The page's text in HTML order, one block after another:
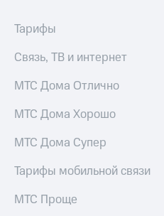
капитал
и
Рынок
Описание
Программа
Порядок
выкупа
Тарифы
Связь, ТВ и интернет
МТС Дома Отлично
МТС Дома Хорошо
МТС Дома Супер
Тарифы мобильной связи
МТС Проще